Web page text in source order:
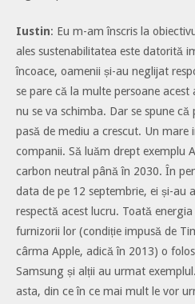
Iustin: Eu m-am înscris la
ales sustenabilitatea este datorită
încoace, oamenii și-au neglijat
se pare că la multe persoane
nu se va schimba. Dar se spune
pasă de mediu a crescut. Un mare
companii. Să luăm drept exemplu
carbon neutral până în 2030. În
data de pe 12 septembrie, ei și-au
respectă acest lucru. Toată
furnizorii lor (condiție impusă de
cârma Apple, adică în 2013) o
Samsung și alții au urmat
asta, din ce în ce mai mult le vor